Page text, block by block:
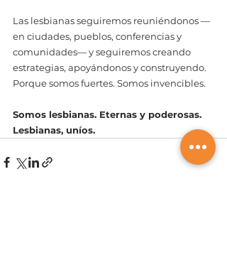
Las lesbianas seguiremos reuniéndonos —
en ciudades, pueblos, conferencias y
comunidades— y seguiremos creando
estrategias, apoyándonos y construyendo.
Porque somos fuertes. Somos invencibles.
Somos lesbianas. Eternas y poderosas.
Lesbianas, uníos.